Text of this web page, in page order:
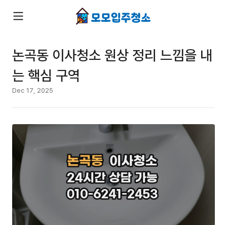
논곡동 이사청소 원상 정리 느낌을 내
는 핵심 구역
Dec 17, 2025